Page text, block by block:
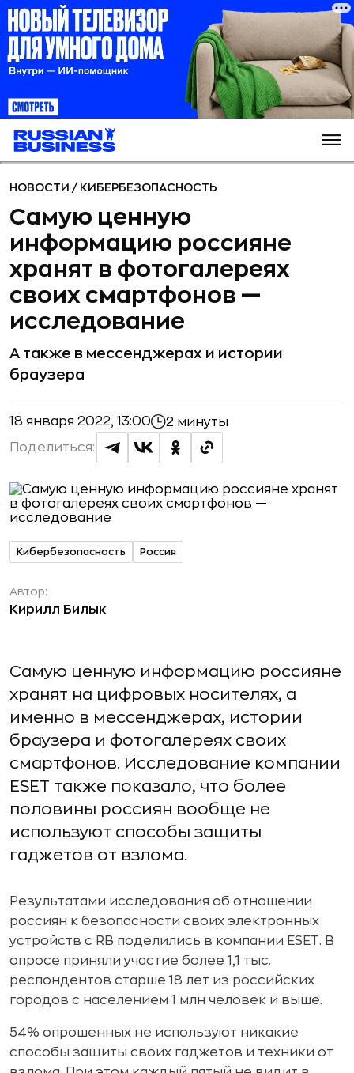
НОВОСТИ / КИБЕРБЕЗОПАСНОСТЬ
Самую ценную
информацию россияне
хранят в фотогалереях
своих смартфонов —
исследование
А также в мессенджерах и истории
браузера
18 января 2022, 13:00 2 минуты
Поделиться:
Кибербезопасность Россия
Автор:
Кирилл Билык
Самую ценную информацию россияне
хранят на цифровых носителях, а
именно в мессенджерах, истории
браузера и фотогалереях своих
смартфонов. Исследование компании
ESET также показало, что более
половины россиян вообще не
используют способы защиты
гаджетов от взлома.
Результатами исследования об отношении
россиян к безопасности своих электронных
устройств с RB поделились в компании ESET. В
опросе приняли участие более 1,1 тыс.
респондентов старше 18 лет из российских
городов с населением 1 млн человек и выше.
54% опрошенных не используют никакие
способы защиты своих гаджетов и техники от